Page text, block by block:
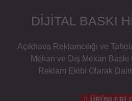
IŞIKLI IŞIKSIZ
Sitemizde zengin tabela